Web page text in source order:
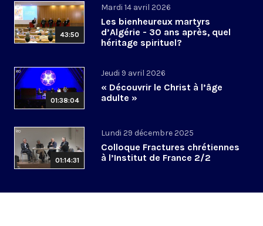
43:50
Mardi 14 avril 2026
Les bienheureux martyrs
d’Algérie - 30 ans après, quel
héritage spirituel?
01:38:04
Jeudi 9 avril 2026
« Découvrir le Christ à l’âge
adulte »
01:14:31
Lundi 29 décembre 2025
Colloque Fractures chrétiennes
à l’Institut de France 2/2